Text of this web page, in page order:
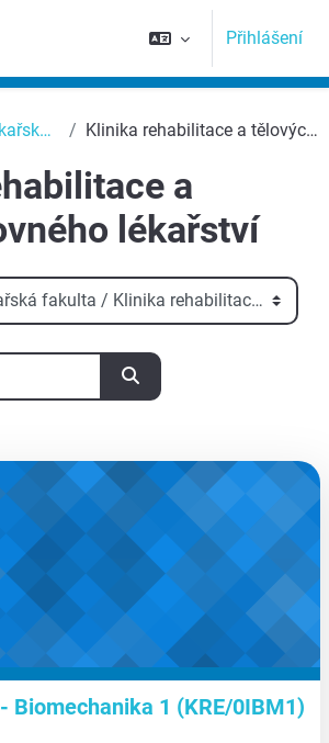
Přihlášení
Lékařská fakulta Klinika rehabilitace a tělovýchovného lékařství
a
lékařství
Vyhledat kurzy
Biomechanika 1 (KRE/0IBM1)